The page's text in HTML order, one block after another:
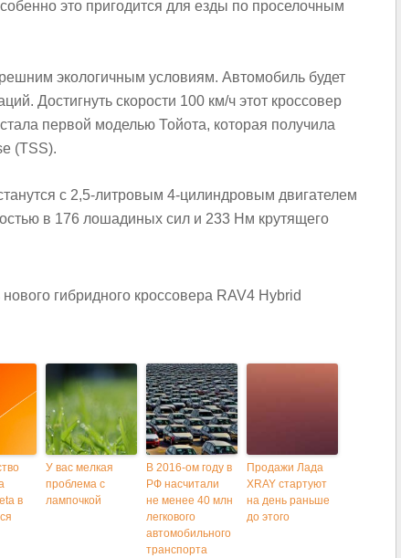
это пригодится для езды по проселочным
экологичным условиям. Автомобиль будет
Достигнуть скорости 100 км/ч этот кроссовер
первой моделью Тойота, которая получила
(TSS).
с 2,5-литровым 4-цилиндровым двигателем
в 176 лошадиных сил и 233 Нм крутящего
в
У вас мелкая
проблема с
лампочкой
В 2016-ом году в
РФ насчитали
не менее 40 млн
легкового
автомобильного
транспорта
Продажи Лада
XRAY стартуют
на день раньше
до этого